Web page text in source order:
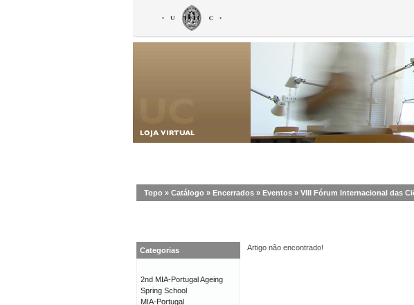
Topo » Catálogo » Encerrados » Eventos » VIII Fórum Internacional das
Artigo não encontrado!
Categorias
2nd MIA-Portugal Ageing
Spring School
MIA-Portugal